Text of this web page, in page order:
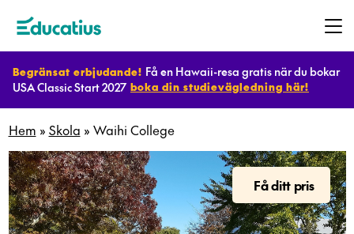
Begränsat erbjudande! Få en Hawaii-resa gratis när du bokar
USA Classic Start 2027 boka din studievägledning här!
Destinationer
Program
Planera
Hem » Skola » Waihi College
Få ditt pris